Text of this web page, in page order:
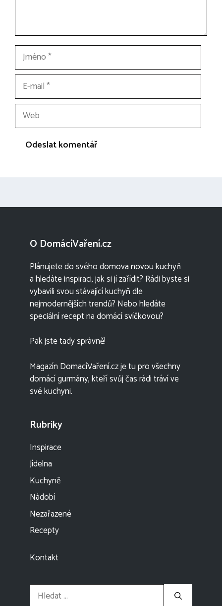
Jméno
mail
Web
O DomácíVaření.cz
Plánujete do svého domova novou kuchyň
a hledáte inspiraci, jak si jí zařídit? Rádi byste si
vybavili svou stávající kuchyň dle
nejmodernějších trendů? Nebo hledáte
speciální recept na domácí svíčkovou?
Pak jste tady správně!
Magazín DomacíVaření.cz je tu pro všechny
domácí gurmány, kteří svůj čas rádi tráví ve
své kuchyni.
Rubriky
Inspirace
Jídelna
Kuchyně
Nádobí
Nezařazené
Recepty
Kontakt
Hledat: